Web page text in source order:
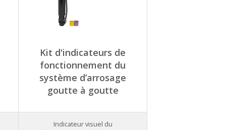
Kit d'indicateurs de
fonctionnement du
système d’arrosage
goutte à goutte
Indicateur visuel du